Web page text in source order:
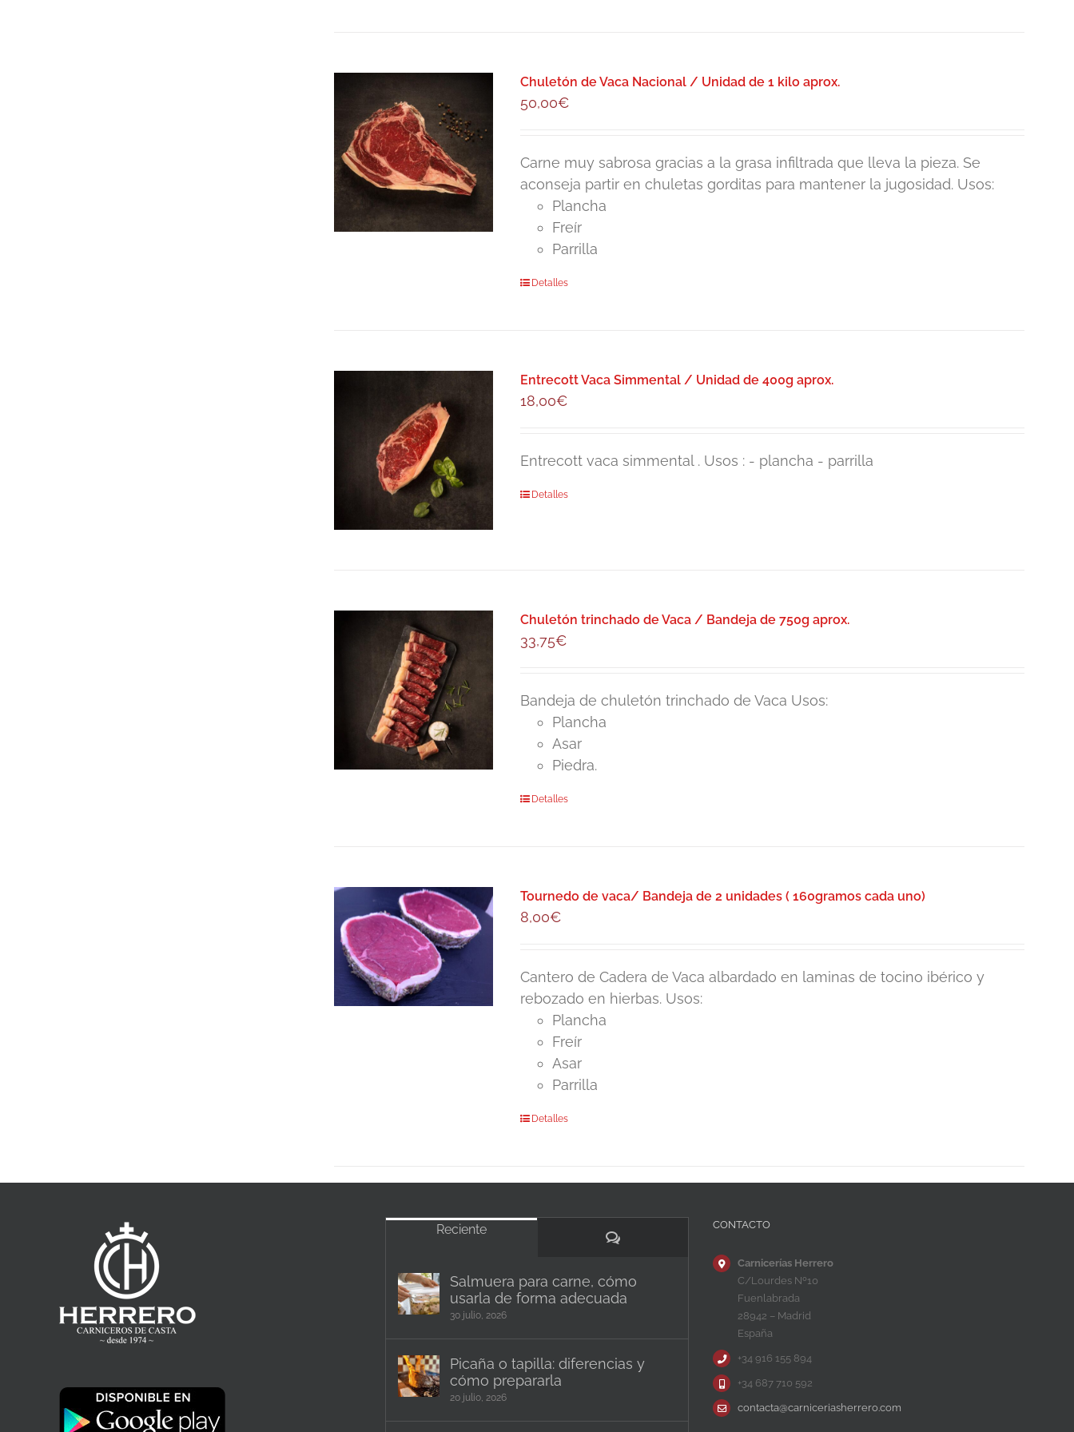
variantes.
pueden
elegir
en
página
producto
Chuletón de Vaca Nacional / Unidad de 1 kilo aprox.
50,00€
Carne muy sabrosa gracias a la grasa infiltrada que lleva la pieza. Se
aconseja partir en chuletas gorditas para mantener la jugosidad. Usos:
Plancha
Freír
Parrilla
Detalles
Entrecott Vaca Simmental / Unidad de 400g aprox.
18,00€
Entrecott vaca simmental . Usos : - plancha - parrilla
Detalles
Chuletón trinchado de Vaca / Bandeja de 750g aprox.
33,75€
Bandeja de chuletón trinchado de Vaca Usos:
Plancha
Asar
Piedra.
Detalles
Tournedo de vaca/ Bandeja de 2 unidades ( 160gramos cada uno)
8,00€
Cantero de Cadera de Vaca albardado en laminas de tocino ibérico y
rebozado en hierbas. Usos:
Plancha
Freír
Asar
Parrilla
Detalles
Reciente
Comentarios
Salmuera para carne, cómo
usarla de forma adecuada
30 julio, 2026
Picaña o tapilla: diferencias y
cómo prepararla
20 julio, 2026
CONTACTO
Carnicerías Herrero
C/Lourdes Nº10
Fuenlabrada
28942 – Madrid
España
+34 916 155 894
+34 687 710 592
contacta@carniceriasherrero.com